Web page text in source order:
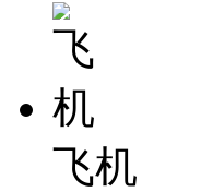
飞机